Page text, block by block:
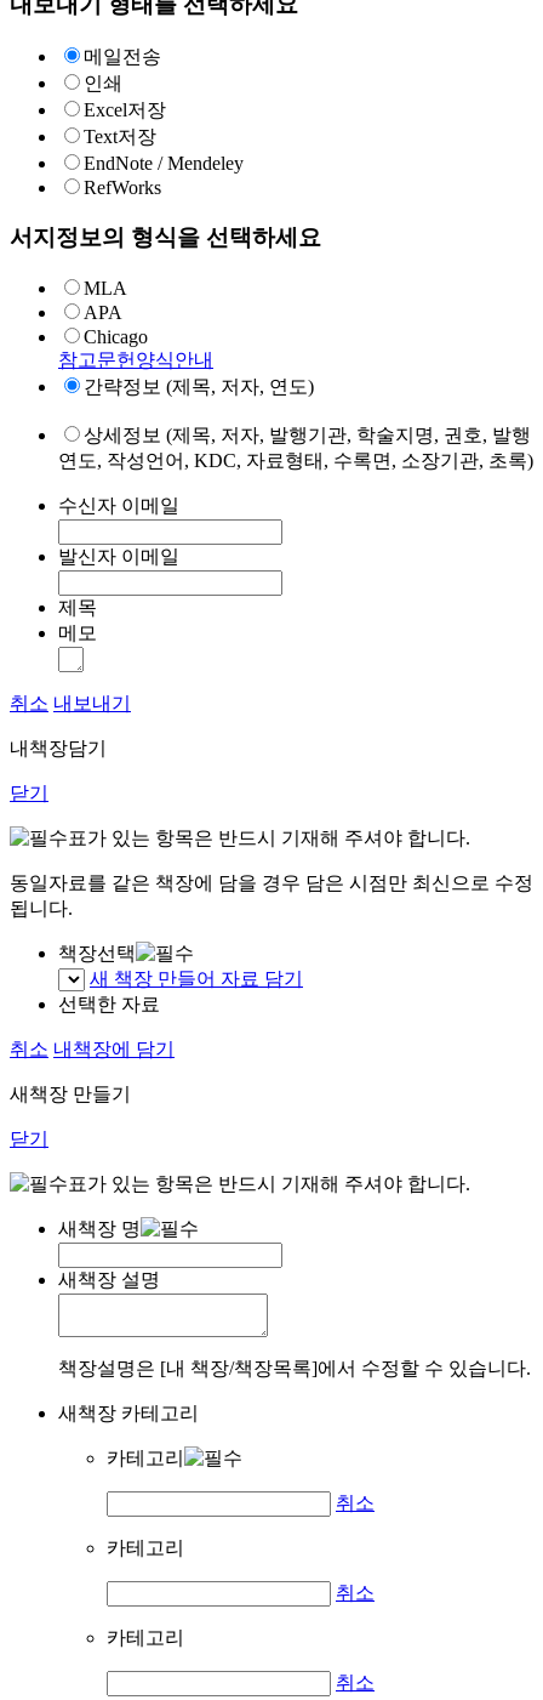
메일전송
인쇄
Excel저장
Text저장
EndNote / Mendeley
RefWorks
서지정보의 형식을 선택하세요
MLA
APA
Chicago
참고문헌양식안내
간략정보 (제목, 저자, 연도)
상세정보 (제목, 저자, 발행기관, 학술지명, 권호, 발행
연도, 작성언어, KDC, 자료형태, 수록면, 소장기관, 초록)
수신자 이메일
발신자 이메일
제목
메모
취소 내보내기
내책장담기
닫기
표가 있는 항목은 반드시 기재해 주셔야 합니다.
동일자료를 같은 책장에 담을 경우 담은 시점만 최신으로 수정
됩니다.
책장선택
새 책장 만들어 자료 담기
선택한 자료
취소 내책장에 담기
새책장 만들기
닫기
표가 있는 항목은 반드시 기재해 주셔야 합니다.
새책장 명
새책장 설명
책장설명은 [내 책장/책장목록]에서 수정할 수 있습니다.
새책장 카테고리
카테고리
취소
카테고리
취소
카테고리
취소